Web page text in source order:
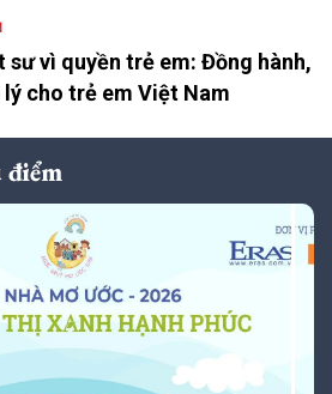
sư vì quyền trẻ em: Đồng hành,
lý cho trẻ em Việt Nam
điểm